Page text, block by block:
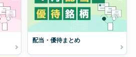
配当・優待まとめ